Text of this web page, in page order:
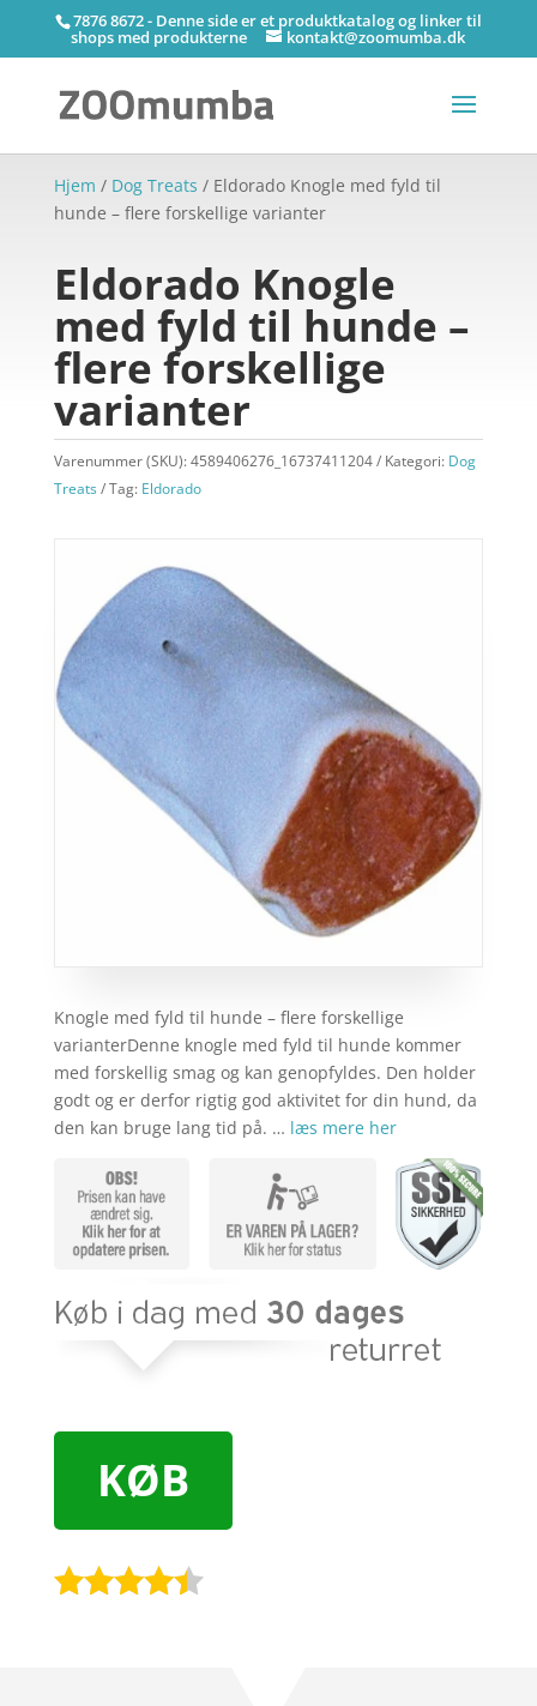
7876 8672 - Denne side er et produktkatalog og linker til
shops med produkterne kontakt@zoomumba.dk
Hjem / Dog Treats / Eldorado Knogle med fyld til
hunde – flere forskellige varianter
Eldorado Knogle
med fyld til hunde –
flere forskellige
varianter
Varenummer (SKU):4589406276_16737411204 Kategori: Dog
Treats
Tag: Eldorado
Knogle med fyld til hunde – flere forskellige
varianterDenne knogle med fyld til hunde kommer
med forskellig smag og kan genopfyldes. Den holder
godt og er derfor rigtig god aktivitet for din hund, da
den kan bruge lang tid på. … læs mere her
KØB